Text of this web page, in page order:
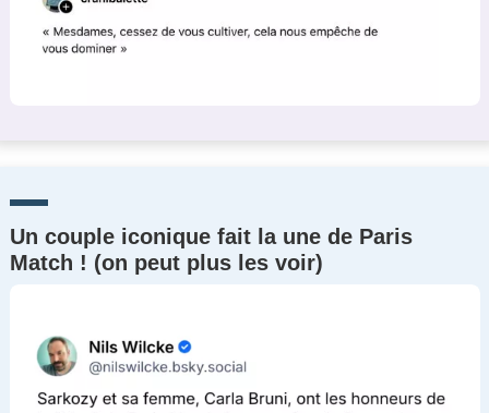
Un couple iconique fait la une de Paris
Match ! (on peut plus les voir)